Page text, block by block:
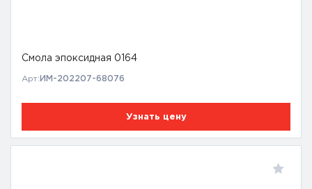
Смола эпоксидная 0164
Арт: ИМ-202207-68076
Узнать цену